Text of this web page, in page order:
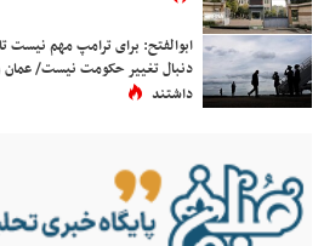
ابوالفتح: برای ترامپ مهم نیست
دنبال تغییر حکومت نیست/
داشتند